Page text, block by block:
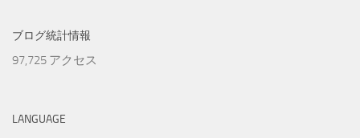
ブログ統計情報
97,725 アクセス
LANGUAGE